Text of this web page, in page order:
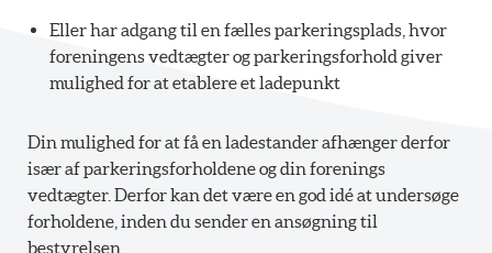
Eller har adgang til en fælles parkeringsplads, hvor
foreningens vedtægter og parkeringsforhold giver
mulighed for at etablere et ladepunkt
Din mulighed for at få en ladestander afhænger derfor
især af parkeringsforholdene og din forenings
vedtægter. Derfor kan det være en god idé at undersøge
forholdene, inden du sender en ansøgning til
bestyrelsen.